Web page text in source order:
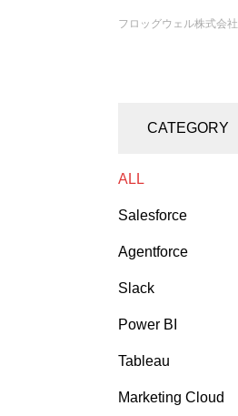
フロッグウェル株式会社
CATEGORY
ALL
Salesforce
Agentforce
Slack
Power BI
Tableau
Marketing Cloud